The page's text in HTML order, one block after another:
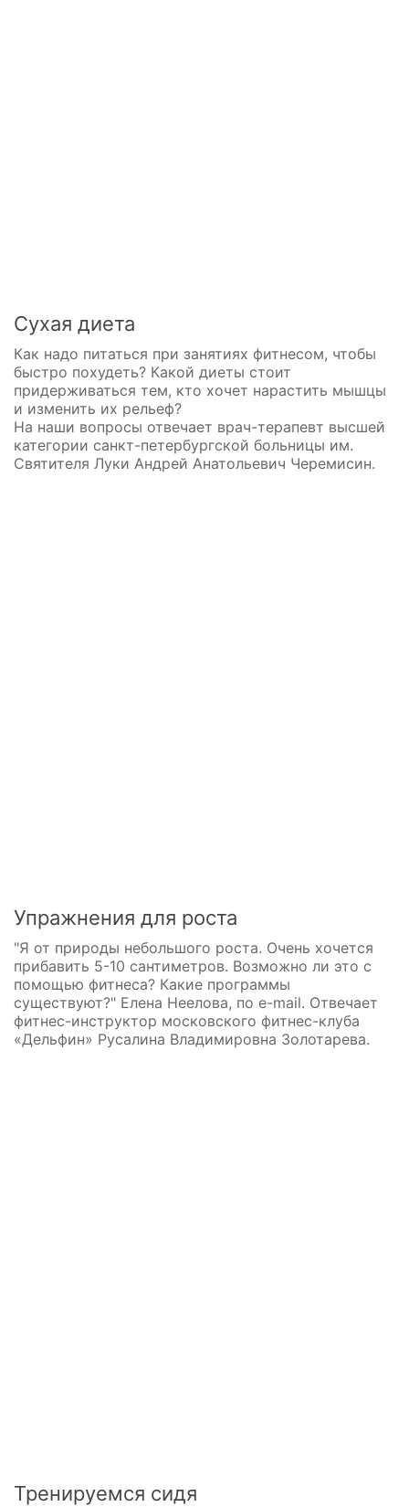
Сухая диета
Как надо питаться при занятиях фитнесом, чтобы
быстро похудеть? Какой диеты стоит
придерживаться тем, кто хочет нарастить мышцы
и изменить их рельеф?
На наши вопросы отвечает врач-терапевт высшей
категории санкт-петербургской больницы им.
Святителя Луки Андрей Анатольевич Черемисин.
Упражнения для роста
"Я от природы небольшого роста. Очень хочется
прибавить 5-10 сантиметров. Возможно ли это с
помощью фитнеса? Какие программы
существуют?" Елена Неелова, по e-mail. Отвечает
фитнес-инструктор московского фитнес-клуба
«Дельфин» Русалина Владимировна Золотарева.
Тренируемся сидя